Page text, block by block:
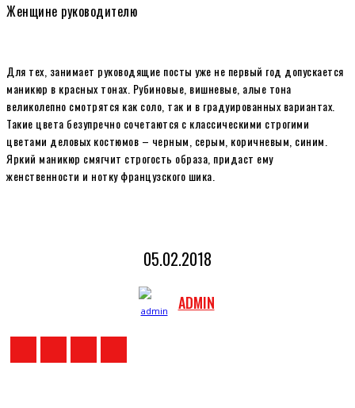
Женщине руководителю
Для тех, занимает руководящие посты уже не первый год допускается
маникюр в красных тонах. Рубиновые, вишневые, алые тона
великолепно смотрятся как соло, так и в градуированных вариантах.
Такие цвета безупречно сочетаются с классическими строгими
цветами деловых костюмов – черным, серым, коричневым, синим.
Яркий маникюр смягчит строгость образа, придаст ему
женственности и нотку французского шика.
05.02.2018
ADMIN